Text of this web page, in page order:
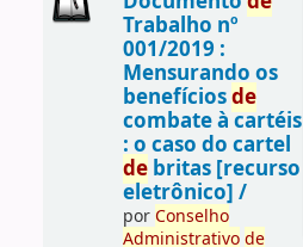
Trabalho nº
001/2019 :
Mensurando os
benefíciosde
combate à cartéis
: o caso do cartel
debritas [recurso
eletrônico] /
porConselho
Administrativo de